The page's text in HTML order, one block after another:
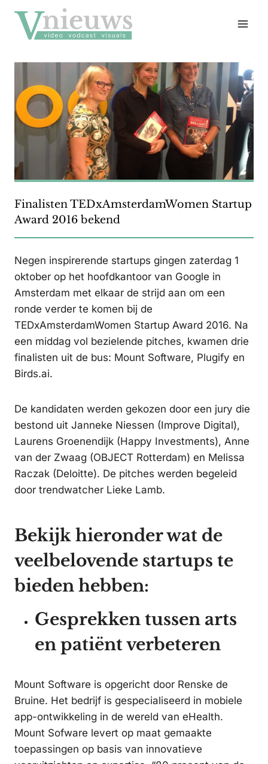
naar
inhoud
Finalisten TEDxAmsterdamWomen Startup
Award 2016 bekend
Negen inspirerende startups gingen zaterdag 1
oktober op het hoofdkantoor van Google in
Amsterdam met elkaar de strijd aan om een
ronde verder te komen bij de
TEDxAmsterdamWomen Startup Award 2016. Na
een middag vol bezielende pitches, kwamen drie
finalisten uit de bus: Mount Software, Plugify en
Birds.ai.
De kandidaten werden gekozen door een jury die
bestond uit Janneke Niessen (Improve Digital),
Laurens Groenendijk (Happy Investments), Anne
van der Zwaag (OBJECT Rotterdam) en Melissa
Raczak (Deloitte). De pitches werden begeleid
door trendwatcher Lieke Lamb.
Bekijk hieronder wat de
veelbelovende startups te
bieden hebben:
Gesprekken tussen arts
en patiënt verbeteren
Mount Software is opgericht door Renske de
Bruine. Het bedrijf is gespecialiseerd in mobiele
app-ontwikkeling in de wereld van eHealth.
Mount Sofware levert op maat gemaakte
toepassingen op basis van innovatieve